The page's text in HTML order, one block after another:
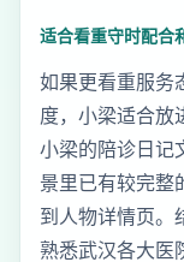
适合看重守时配合
如果更看重服务
度，小梁适合放
小梁的陪诊日记
景里已有较完整
到人物详情页。
熟悉武汉各大医